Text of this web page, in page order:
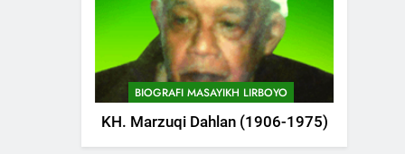
BIOGRAFI MASAYIKH LIRBOYO
KH. Marzuqi Dahlan (1906-1975)
Haul Ke-11
Almarhum
Almaghfurlah KH.
M. Abdul Aziz
Manshur
POJOK LIRBOYO
2